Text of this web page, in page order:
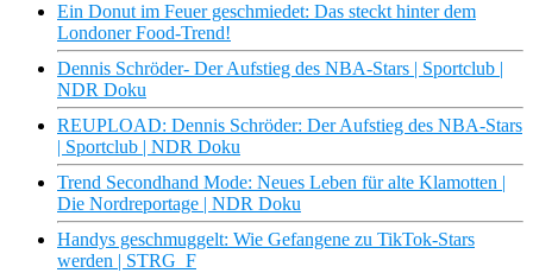
Ein Donut im Feuer geschmiedet: Das steckt hinter dem
Londoner Food-Trend!
Dennis Schröder- Der Aufstieg des NBA-Stars | Sportclub |
NDR Doku
REUPLOAD: Dennis Schröder: Der Aufstieg des NBA-Stars
| Sportclub | NDR Doku
Trend Secondhand Mode: Neues Leben für alte Klamotten |
Die Nordreportage | NDR Doku
Handys geschmuggelt: Wie Gefangene zu TikTok-Stars
werden | STRG_F